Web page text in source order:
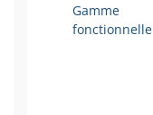
Gamme
fonctionnelle